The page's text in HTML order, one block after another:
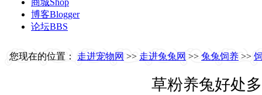
商城Shop
博客Blogger
论坛BBS
您现在的位置： 走进宠物网 >> 走进兔兔网 >> 兔兔饲养 >>
草粉养兔好处多